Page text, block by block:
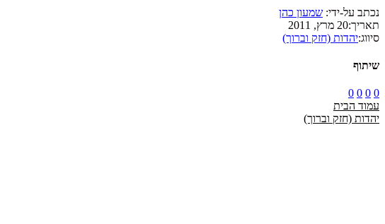
נכתב על-ידי: שמעון כהן
תאריך:20 מרץ, 2011
סיווג:יהדות (חזק וברוך)
שיתוף
0
0
0
0
עמוד הבית
יהדות (חזק וברוך)